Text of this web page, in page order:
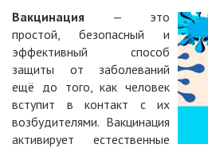
Вакцинация — это
простой, безопасный и
эффективный способ
защиты от заболеваний
ещё до того, как человек
вступит в контакт с их
возбудителями. Вакцинация
активирует естественные